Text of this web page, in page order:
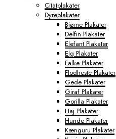
Citatplakater
Dyreplakater
Bjørne Plakater
Delfin Plakater
Elefant Plakater
Elg Plakater
Falke Plakater
Flodheste Plakater
Gede Plakater
Giraf Plakater
Gorilla Plakater
Haj Plakater
Hunde Plakater
Kænguru Plakater